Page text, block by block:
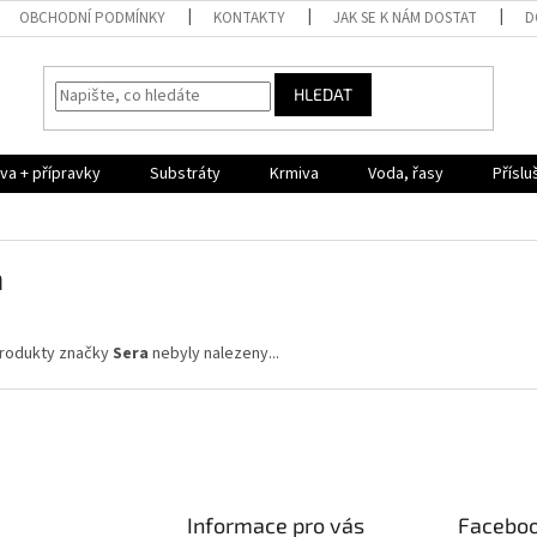
OBCHODNÍ PODMÍNKY KONTAKTY JAK SE K NÁM DOSTAT
HLEDAT
+ přípravky Substráty Krmiva Voda, řasy
značkySera nebyly nalezeny...
Informace pro vás